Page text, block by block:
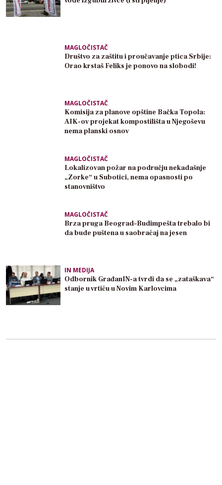
MAGLOČISTAČ
Društvo za zaštitu i proučavanje ptica Srbije:
Orao krstaš Feliks je ponovo na slobodi!
MAGLOČISTAČ
Komisija za planove opštine Bačka Topola:
AIK-ov projekat kompostilišta u Njegoševu
nema planski osnov
MAGLOČISTAČ
Lokalizovan požar na području nekadašnje
„Zorke“ u Subotici, nema opasnosti po
stanovništvo
MAGLOČISTAČ
Brza pruga Beograd–Budimpešta trebalo bi
da bude puštena u saobraćaj na jesen
IN MEDIJA
Odbornik GrađanIN-a tvrdi da se „zataškava“
stanje u vrtiću u Novim Karlovcima